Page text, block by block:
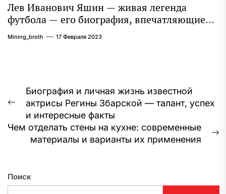
Лев Иванович Яшин — живая легенда
футбола — его биография, впечатляющие
достижения и интересная личная жизнь
Mining_broth 17 Февраля 2023
Навигация
по
записям
Предыдущая
запись:
Биография и личная жизнь известной
актрисы Регины Збарской — талант, успех
и интересные факты
Чем отделать стены на кухне: современные
материалы и варианты их применения
Поиск